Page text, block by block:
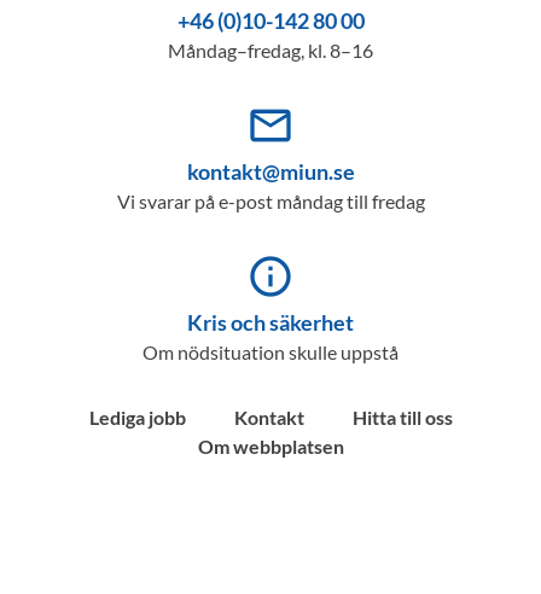
+46 (0)10-142 80 00
Måndag–fredag, kl. 8–16
mail_outline
kontakt@miun.se
Vi svarar på e-post måndag till fredag
info_outline
Kris och säkerhet
Om nödsituation skulle uppstå
Lediga jobb Kontakt
Hitta till oss
Om webbplatsen